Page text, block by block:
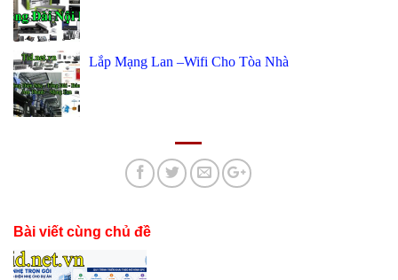
Lắp Mạng Lan –Wifi Cho Tòa Nhà
Bài viết cùng chủ đề